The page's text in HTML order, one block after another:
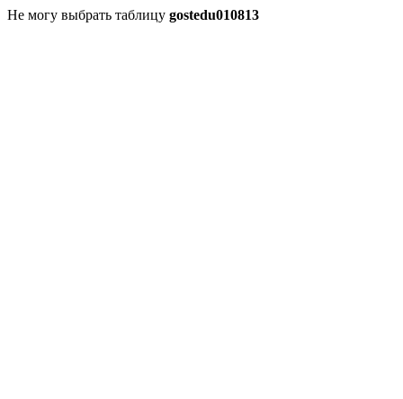
Не могу выбрать таблицу gostedu010813